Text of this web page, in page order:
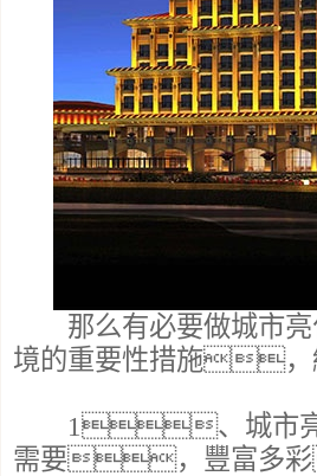
那么有必要做城市亮
境的重要性措施，
1、城市亮化
需要，豐富多彩